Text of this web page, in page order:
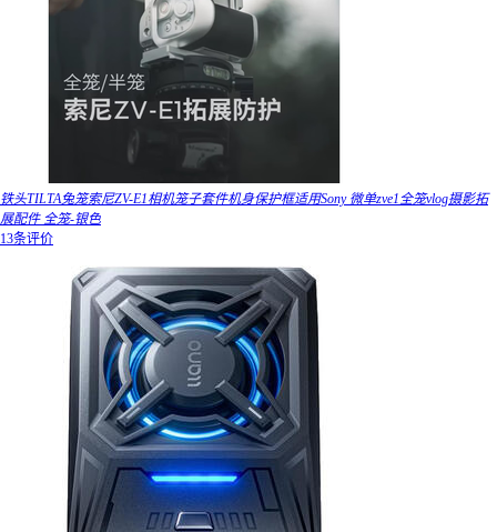
铁头TILTA兔笼索尼ZV-E1相机笼子套件机身保护框适用Sony 微单zve1全笼vlog摄影拓
展配件 全笼-银色
13条评价